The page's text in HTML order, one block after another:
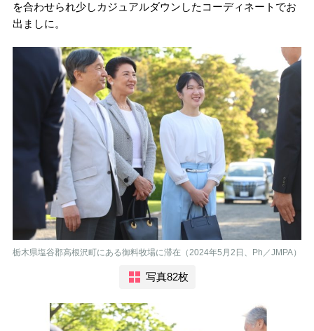
を合わせられ少しカジュアルダウンしたコーディネートでお
出ましに。
栃木県塩谷郡高根沢町にある御料牧場に滞在（2024年5月2日、Ph／JMPA）
写真82枚